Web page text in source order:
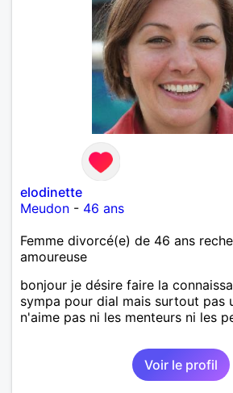
elodinette
Meudon - 46 ans
Femme divorcé(e) de 46 ans
amoureuse
bonjour je désire faire la
sympa pour dial mais surtout pas
n'aime pas ni les menteurs ni les
Voir le profil